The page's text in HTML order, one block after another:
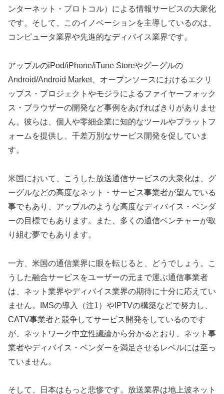
ンターネット・プロトコル）による情報サービスの大衆化
です。そして、このイノベーションを主導しているのは、
コンピュータ業界や先進的なディバイス業界です。
アップルのiPod/iPhone/iTune Storeやグーグルの
Android/Android Market、オープンソースにおけるエクリ
ップス・プロジェクトやモジラによるファイヤーフォック
ス・ブラウザーの開発など事例をあげればきりがありませ
ん。彼らは、個人や零細企業に知的なツールやプラットフ
ォームを提供し、千差万別なサービス開発を促していま
す。
米国において、こうした放送通信サービスの大衆化は、グ
ーグルなどの高度なネット・サービス事業者が望んでいる
事でもあり、アップルのような高度なディバイス・ベンダ
ーの目標でもあります。また、多くの通信ベンチャーが取
り組む夢でもあります。
一方、米国の通信業界に眼を転じると、どうでしょう。こ
うした融合サービスをユーザーの元まで運ぶ通信事業者
は、ネット業界やディバイス業界の期待に十分に応えてい
ません。IMSの導入（注1）やIPTVの構築などで努力し、
CATV事業者と競争してサービス開発をしているのです
が、ネットワーク中立性議論から分かるとおり、ネット事
業者やディバイス・ベンダーを満足させるレベルには至っ
ていません。
そして、日本はもっと悲惨です。放送業界は地上波ネット